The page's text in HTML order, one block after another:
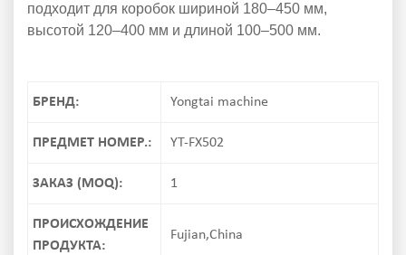
подходит для коробок шириной 180–450 мм,
высотой 120–400 мм и длиной 100–500 мм.
БРЕНД: Yongtai machine
ПРЕДМЕТ НОМЕР.: YT-FX502
ЗАКАЗ (MOQ): 1
ПРОИСХОЖДЕНИЕ
ПРОДУКТА:
Fujian,China